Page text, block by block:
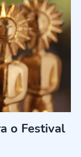
o Festival